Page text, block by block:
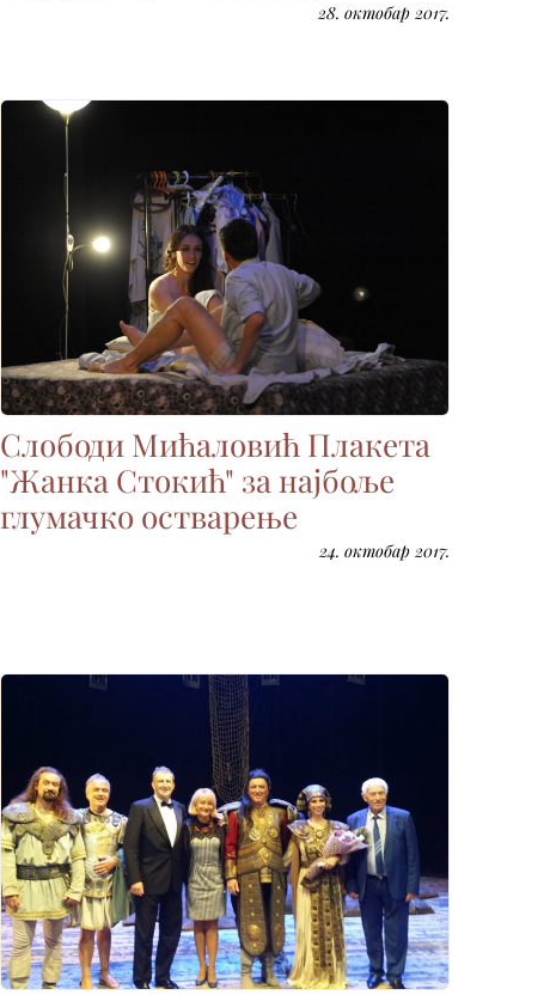
28. октобар 2017.
Слободи Мићаловић Плакета
"Жанка Стокић" за најбоље
глумачко остварење
24. октобар 2017.